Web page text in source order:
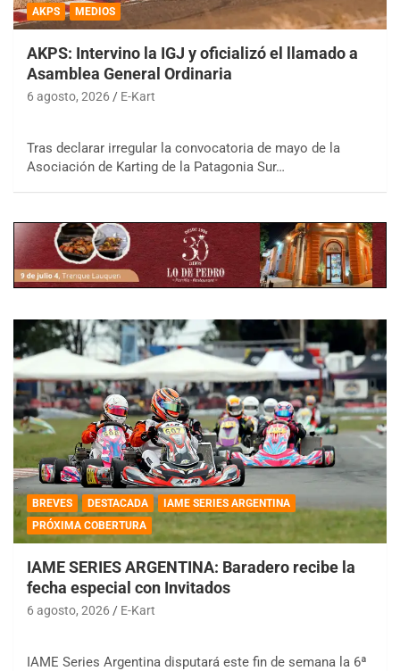
AKPS MEDIOS
AKPS: Intervino la IGJ y oficializó el llamado a
Asamblea General Ordinaria
6 agosto, 2026 E-Kart
Tras declarar irregular la convocatoria de mayo de la
Asociación de Karting de la Patagonia Sur…
BREVES DESTACADA
IAME SERIES ARGENTINA
PRÓXIMA COBERTURA
IAME SERIES ARGENTINA: Baradero recibe la
fecha especial con Invitados
6 agosto, 2026 E-Kart
IAME Series Argentina disputará este fin de semana la 6ª